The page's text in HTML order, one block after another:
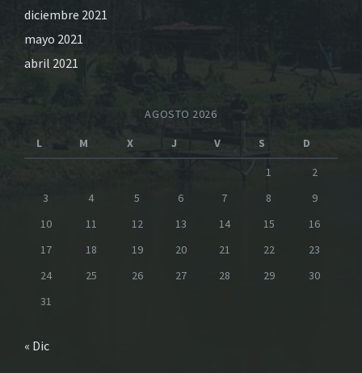
diciembre 2021
mayo 2021
abril 2021
AGOSTO 2026
L
M X J V S
D
1
2
3
4 5 6 7 8
9
10
11 12 13 14 15
16
17
18 19 20 21 22
23
24
25 26 27 28 29
30
31
« Dic